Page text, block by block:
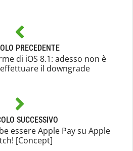
PRECEDENTE
di iOS 8.1: adesso non è
il downgrade
SUCCESSIVO
essere Apple Pay su Apple
[Concept]